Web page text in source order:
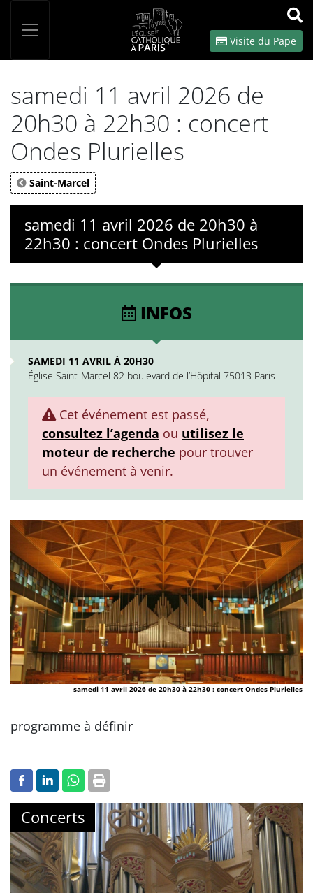
OK
Visite du Pape
samedi 11 avril 2026 de
20h30 à 22h30 : concert
Ondes Plurielles
Saint-Marcel
samedi 11 avril 2026 de 20h30 à
22h30 : concert Ondes Plurielles
INFOS
SAMEDI 11 AVRIL À 20H30
Église Saint-Marcel 82 boulevard de l’Hôpital 75013 Paris
Cet événement est passé,
consultez l’agenda ou utilisez le
moteur de recherche pour trouver
un événement à venir.
samedi 11 avril 2026 de 20h30 à 22h30 : concert Ondes Plurielles
programme à définir
Concerts
Panneau de gestion des cookies